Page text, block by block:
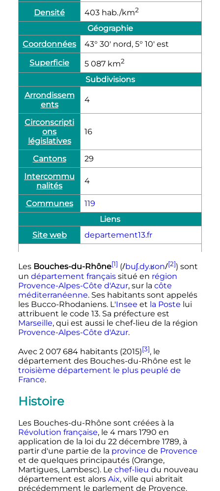
Densité 403 hab./km2
Géographie
Coordonnées
43° 30′ nord, 5° 10′ est
Superficie
5 087 km2
Subdivisions
Arrondissem
ents
4
Circonscripti
ons
législatives
16
Cantons
29
Intercommu
nalités
4
Communes
119
Liens
Site web
departement13.fr
Les Bouches-du-Rhône[1] (/buʃ.dy.ʁon/[2]) sont
un département françaissitué en région
Provence-Alpes-Côte d'Azur, sur la côte
méditerranéenne. Ses habitants sont appelés
les Bucco-Rhodaniens. L'Insee et la Poste lui
attribuent le code 13. Sa préfecture est
Marseille, qui est aussi le chef-lieu de la région
Provence-Alpes-Côte d'Azur.
Avec 2 007 684 habitants(2015)[3], le
département des Bouches-du-Rhône est le
troisième département le plus peuplé de
France.
Histoire
Les Bouches-du-Rhône sont créées à la
Révolution française, le 4 mars 1790 en
application de la loi du 22 décembre 1789, à
partir d'une partie de la province de Provence
et de quelques principautés (Orange,
Martigues, Lambesc). Le chef-lieu du nouveau
département est alors Aix, ville qui abritait
précédemment le parlement de Provence.